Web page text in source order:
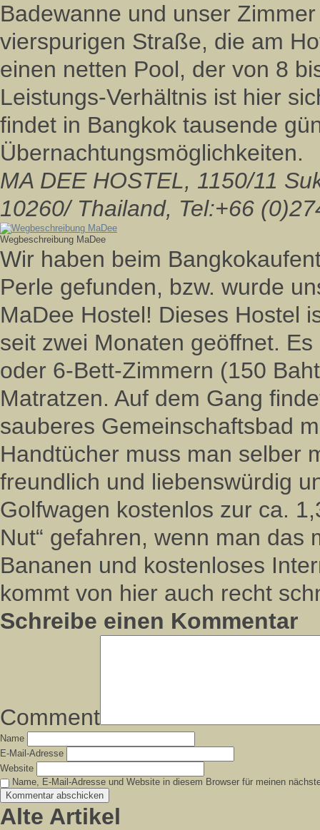
Badewanne und unser
vierspurigen Straße, die am
einen netten Pool, der von 8
Leistungs-Verhältnis ist hier
findet in Bangkok tausende
Übernachtungsmöglichkeiten.
MA DEE HOSTEL, 1150/11
10260/ Thailand, Tel:+66
Wegbeschreibung MaDee
Wir haben beim
Perle gefunden, bzw. wurde
MaDee Hostel! Dieses Hostel
seit zwei Monaten geöffnet.
oder 6-Bett-Zimmern (150
Matratzen. Auf dem Gang
sauberes Gemeinschaftsbad
Handtücher muss man selber
freundlich und liebenswürdig
Golfwagen kostenlos zur ca.
Nut“ gefahren, wenn man das
Bananen und kostenloses
kommt von hier auch recht
Schreibe einen Kommentar
Comment
Name
E-Mail-Adresse
Website
Name, E-Mail-Adresse und Website in diesem Browser für meinen
Alte Artikel